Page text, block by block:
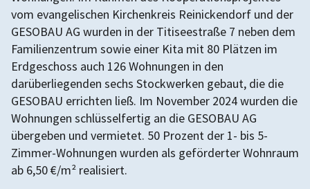
vom evangelischen Kirchenkreis Reinickendorf und der
GESOBAU AG wurden in der Titiseestraße 7 neben dem
Familienzentrum sowie einer Kita mit 80 Plätzen im
Erdgeschoss auch 126 Wohnungen in den
darüberliegenden sechs Stockwerken gebaut, die die
GESOBAU errichten ließ. Im November 2024 wurden die
Wohnungen schlüsselfertig an die GESOBAU AG
übergeben und vermietet. 50 Prozent der 1- bis 5-
Zimmer-Wohnungen wurden als geförderter Wohnraum
ab 6,50 €/m² realisiert.